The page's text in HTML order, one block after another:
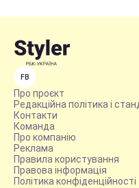
FB
Про проєкт
Редакційна політика і
Контакти
Команда
Про компанію
Реклама
Правила користування
Правова інформація
Політика конфіденційності